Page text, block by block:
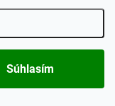
Súhlasím
nákup.